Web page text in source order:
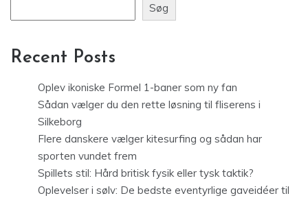
Søg
Recent Posts
Oplev ikoniske Formel 1-baner som ny fan
Sådan vælger du den rette løsning til fliserens i
Silkeborg
Flere danskere vælger kitesurfing og sådan har
sporten vundet frem
Spillets stil: Hård britisk fysik eller tysk taktik?
Oplevelser i sølv: De bedste eventyrlige gaveidéer til